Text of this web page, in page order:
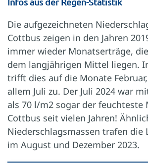
Die aufgezeichneten
Cottbus zeigen in den Jahren
immer wieder Monatserträge,
dem langjährigen Mittel liegen.
trifft dies auf die Monate
allem Juli zu. Der Juli 2024 war
als 70 l/m2 sogar der feuchteste
Cottbus seit vielen Jahren!
Niederschlagsmassen trafen die
im August und Dezember 2023.